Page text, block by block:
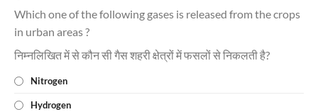
Which one of the following gases is released from the crops
in urban areas ?
निम्नलिखित में से कौन सी गैस शहरी क्षेत्रों में फसलों से निकलती है?
Nitrogen
Hydrogen